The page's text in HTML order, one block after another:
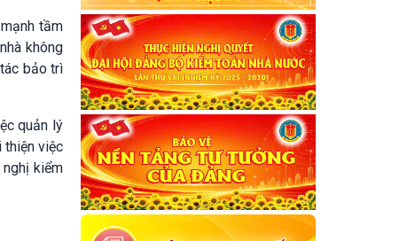
tầm
không
bảo trì
quản lý
thiện việc
kiểm